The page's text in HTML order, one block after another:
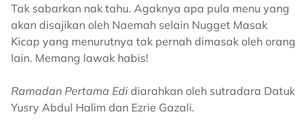
Tak sabarkan nak tahu. Agaknya apa pula menu yang
akan disajikan oleh Naemah selain Nugget Masak
Kicap yang menurutnya tak pernah dimasak oleh orang
lain. Memang lawak habis!
Ramadan Pertama Edi diarahkan oleh sutradara Datuk
Yusry Abdul Halim dan Ezrie Gazali.